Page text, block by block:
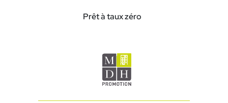
Prêt à taux zéro